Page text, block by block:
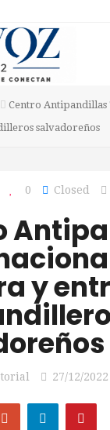
Centro
salvadoreños
0 Closed
y
27/12/2022